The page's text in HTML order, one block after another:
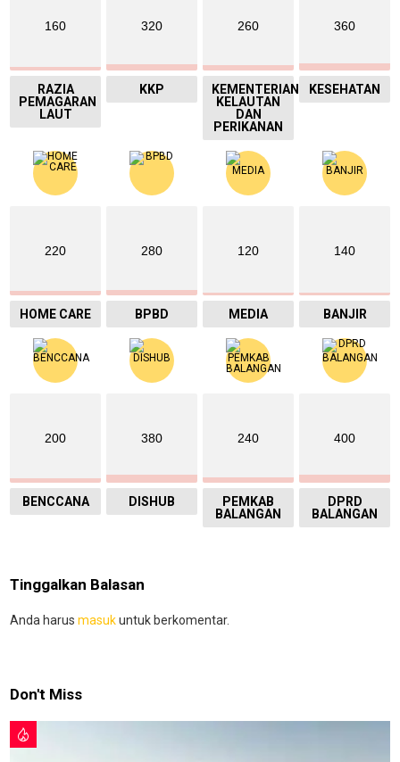
160
RAZIA
PEMAGARAN
LAUT
320
KKP
260
KEMENTERIAN
KELAUTAN
DAN
PERIKANAN
360
KESEHATAN
220
HOME CARE
280
BPBD
120
MEDIA
140
BANJIR
200
BENCCANA
380
DISHUB
240
PEMKAB
BALANGAN
400
DPRD
BALANGAN
Tinggalkan Balasan
Anda harus masukuntuk berkomentar.
Don't Miss